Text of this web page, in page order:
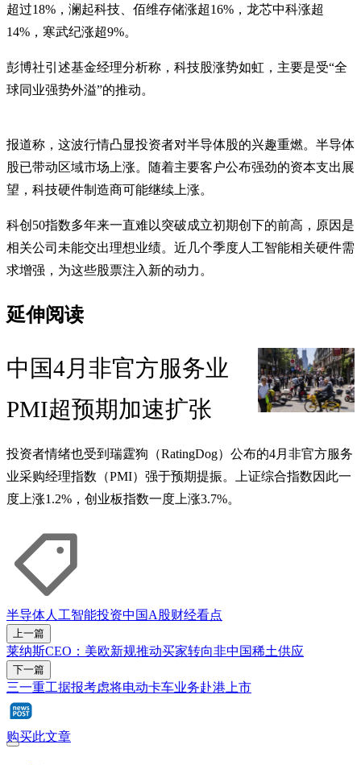
超过18%，澜起科技、佰维存储涨超16%，龙芯中科涨超
14%，寒武纪涨超9%。
彭博社引述基金经理分析称，科技股涨势如虹，主要是受“全
球同业强势外溢”的推动。
报道称，这波行情凸显投资者对半导体股的兴趣重燃。半导体
股已带动区域市场上涨。随着主要客户公布强劲的资本支出展
望，科技硬件制造商可能继续上涨。
科创50指数多年来一直难以突破成立初期创下的前高，原因是
相关公司未能交出理想业绩。近几个季度人工智能相关硬件需
求增强，为这些股票注入新的动力。
延伸阅读
中国4月非官方服务业
PMI超预期加速扩张
投资者情绪也受到瑞霆狗（RatingDog）公布的4月非官方服务
业采购经理指数（PMI）强于预期提振。上证综合指数因此一
度上涨1.2%，创业板指数一度上涨3.7%。
半导体人工智能投资中国A股财经看点
上一篇
莱纳斯CEO：美欧新规推动买家转向非中国稀土供应
下一篇
三一重工据报考虑将电动卡车业务赴港上市
购买此文章